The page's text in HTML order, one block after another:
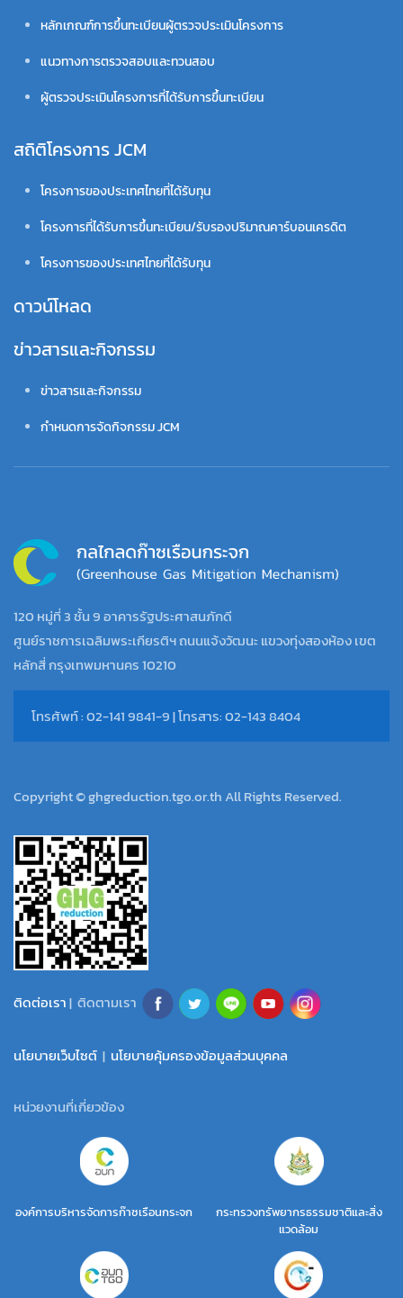
หลักเกณฑ์การขึ้นทะเบียนผู้ตรวจประเมินโครงการ
แนวทางการตรวจสอบและทวนสอบ
ผู้ตรวจประเมินโครงการที่ได้รับการขึ้นทะเบียน
สถิติโครงการ JCM
โครงการของประเทศไทยที่ได้รับทุน
โครงการที่ได้รับการขึ้นทะเบียน/รับรองปริมาณคาร์บอนเครดิต
โครงการของประเทศไทยที่ได้รับทุน
ดาวน์โหลด
ข่าวสารและกิจกรรม
ข่าวสารและกิจกรรม
กำหนดการจัดกิจกรรม JCM
120 หมู่ที่ 3 ชั้น 9 อาคารรัฐประศาสนภักดี
ศูนย์ราชการเฉลิมพระเกียรติฯ ถนนแจ้งวัฒนะ แขวงทุ่งสองห้อง เขต
หลักสี่ กรุงเทพมหานคร 10210
โทรศัพท์ : 02-141 9841-9 | โทรสาร: 02-143 8404
Copyright © ghgreduction.tgo.or.th All Rights Reserved.
ติดต่อเรา| ติดตามเรา
นโยบายเว็บไซต์ | นโยบายคุ้มครองข้อมูลส่วนบุคคล
หน่วยงานที่เกี่ยวข้อง
องค์การบริหารจัดการก๊าซเรือนกระจก
กระทรวงทรัพยากรธรรมชาติและสิ่ง
แวดล้อม